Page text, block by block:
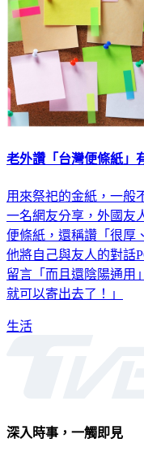
老外讚「台灣便條紙」
用來祭祀的金紙，一般
一名網友分享，外國友
便條紙，還稱讚「很厚
他將自己與友人的對話
留言「而且還陰陽通用
就可以寄出去了！」
生活
深入時事，一觸即見